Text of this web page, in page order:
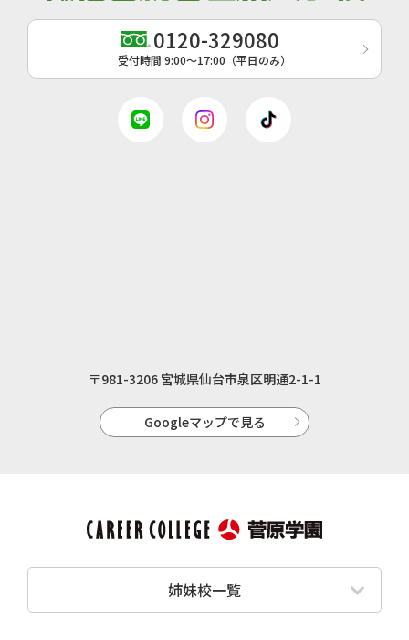
0120-329080
受付時間 9:00〜17:00（平日のみ）
〒981-3206 宮城県仙台市泉区明通2-1-1
Googleマップで見る
姉妹校一覧